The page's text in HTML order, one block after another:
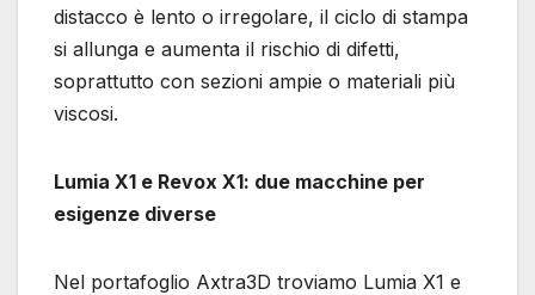
distacco è lento o irregolare, il ciclo di stampa
si allunga e aumenta il rischio di difetti,
soprattutto con sezioni ampie o materiali più
viscosi.
Lumia X1 e Revox X1: due macchine per
esigenze diverse
Nel portafoglio Axtra3D troviamo Lumia X1 e